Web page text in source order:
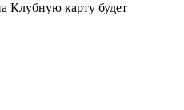
Клубную карту будет